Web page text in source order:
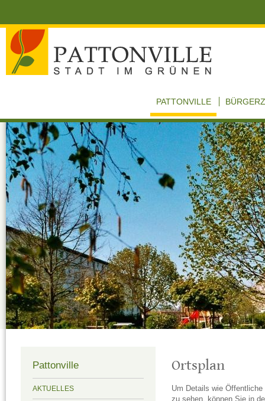
PATTONVILLE
Pattonville
AKTUELLES
Ortsplan
Um Details wie
zu sehen, können Sie in